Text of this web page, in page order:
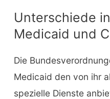
Unterschiede
Medicaid und
Die
Medicaid den von ihr
spezielle Dienste